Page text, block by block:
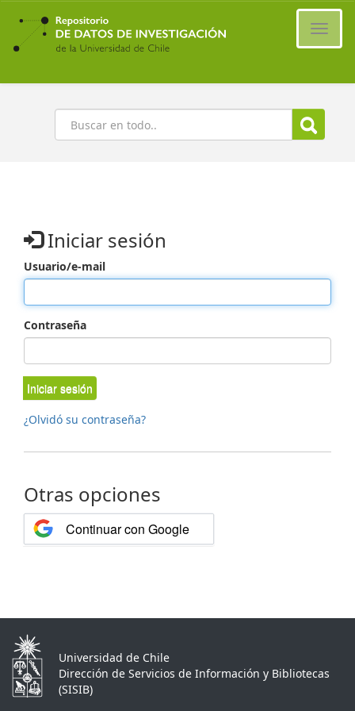
Ir
contenido
principal
Buscar
Iniciar sesión
Usuario/e-mail
Contraseña
Iniciar sesión
¿Olvidó su contraseña?
Otras opciones
Continuar con Google
Universidad de Chile
Dirección de Servicios de Información y Bibliotecas
(SISIB)